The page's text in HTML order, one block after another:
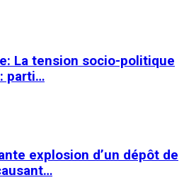
La tension socio-politique
parti…
explosion d’un dépôt de